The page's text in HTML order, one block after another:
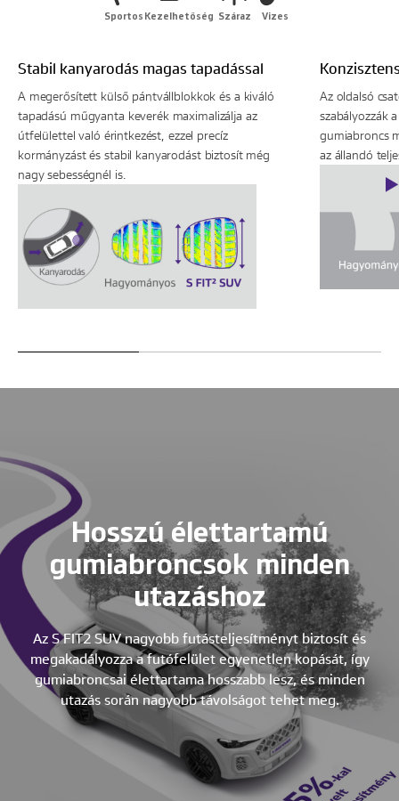
Sportos Kezelhetőség Száraz Vizes
Stabil kanyarodás magas tapadással
A megerősített külső pántvállblokkok és a kiváló
tapadású műgyanta keverék maximalizálja az
útfelülettel való érintkezést, ezzel precíz
kormányzást és stabil kanyarodást biztosít még
nagy sebességnél is.
Az oldalsó
szabályozzák
gumiabroncs
az állandó
Hosszú élettartamú
gumiabroncsok minden
utazáshoz
Az S FIT2 SUV nagyobb futásteljesítményt biztosít és
megakadályozza a futófelület egyenetlen kopását, így
gumiabroncsai élettartama hosszabb lesz, és minden
utazás során nagyobb távolságot tehet meg.